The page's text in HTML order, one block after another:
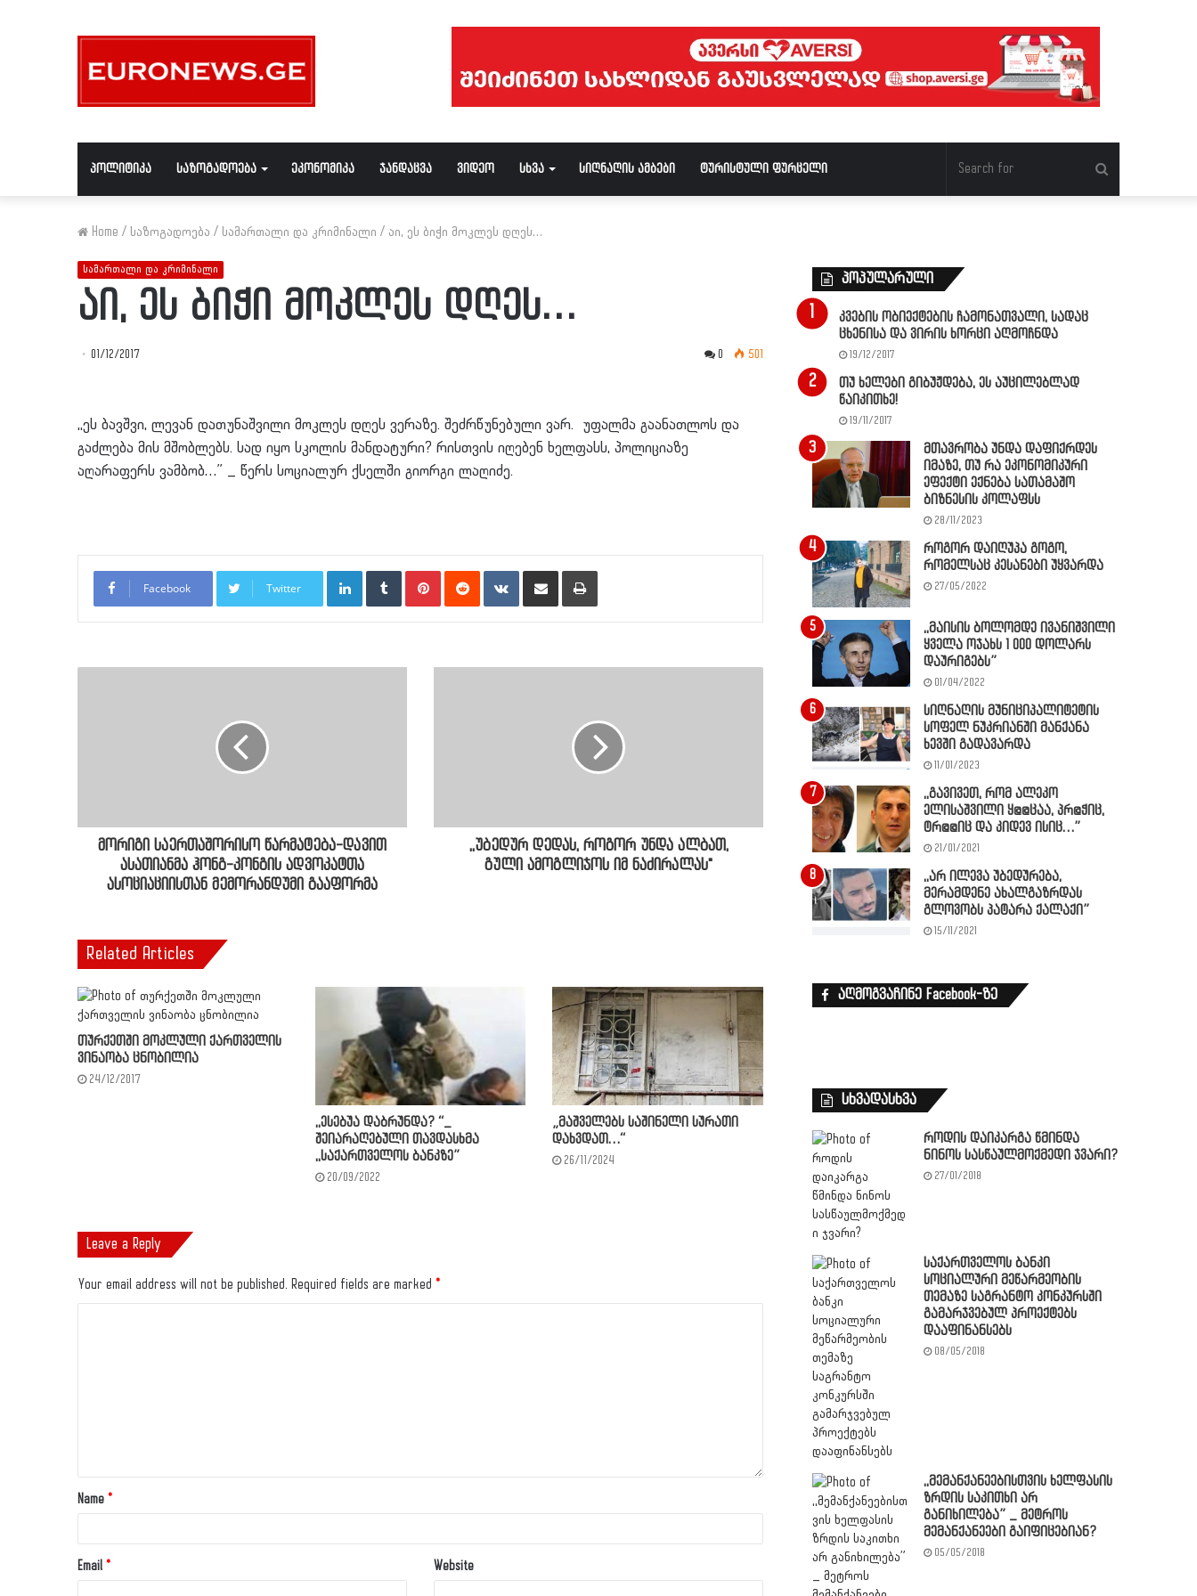
პოლიტიკა საზოგადოება ეკონომიკა ჯანდაცვა ვიდეო სხვა სიღნაღის ამბები ტურისტული ფურცელი
Home / საზოგადოება / სამართალი და კრიმინალი / აი, ეს ბიჭი მოკლეს დღეს…
სამართალი და კრიმინალი
აი, ეს ბიჭი მოკლეს დღეს…
01/12/2017 0 501
,,ეს ბავშვი, ლევან დათუნაშვილი მოკლეს დღეს ვერაზე. შეძრწუნებული ვარ. უფალმა გაანათლოს და
გაძლება მის მშობლებს. სად იყო სკოლის მანდატური? რისთვის იღებენ ხელფასს, პოლიციაზე
აღარაფერს ვამბობ…” _ წერს სოციალურ ქსელში გიორგი ლაღიძე.
Facebook Twitter
LinkedInTumblr PinterestReddit VKontakteShare via Email Print
მორიგი საერთაშორისო წარმატება-დავით
ასათიანმა ჰონგ-კონგის ადვოკატთა
ასოციაციისთან მემორანდუმი გააფორმა
,,უბედურ დედას, როგორ უნდა ალბათ,
გული ამოგლიჯოს იმ ნაძირალას"
Related Articles
თურქეთში მოკლული ქართველის
ვინაობა ცნობილია
24/12/2017
,,ესებუა დაბრუნდა? “_
შეიარაღებული თავდასხმა
,,საქართველოს ბანკზე”
20/09/2022
„მაშველებს საშინელი სურათი
დახვდათ…“
26/11/2024
Leave a Reply
Your email address will not be published. Required fields are marked *
Name *
Email * Website
პოპულარული
კვების ობიექტების ჩამონათვალი, სადაც
ცხენისა და ვირის ხორცი აღმოჩნდა
19/12/2017
თუ ხელები გიბუჟდება, ეს აუცილებლად
წაიკითხე!
19/11/2017
მთავრობა უნდა დაფიქრდეს
იმაზე, თუ რა ეკონომიკური
ეფექტი ექნება სათამაშო
ბიზნესის კოლაფსს
28/11/2023
როგორ დაიღუპა გოგო,
რომელსაც კესანები უყვარდა
27/05/2022
,,მაისის ბოლომდე ივანიშვილი
ყველა ოჯახს 1 000 დოლარს
დაურიგებს”
01/04/2022
სიღნაღის მუნიციპალიტეტის
სოფელ ნუკრიანში მანქანა
ხევში გადავარდა
11/01/2023
,,გავივეთ, რომ ალეკო
ელისაშვილი ყ@@ცაა, პრ@ჭიც,
ტრ@@იც და კიდევ ისიც…”
21/01/2021
,,არ ილევა უბედურება,
მერამდენე ახალგაზრდას
გლოვობს პატარა ქალაქი”
15/11/2021
აღმოგვაჩინე Facebook-ზე
სხვადასხვა
როდის დაიკარგა წმინდა
ნინოს სასწაულმოქმედი ჯვარი?
27/01/2018
საქართველოს ბანკი
სოციალური მეწარმეობის
თემაზე საგრანტო კონკურსში
გამარჯვებულ პროექტებს
დააფინანსებს
08/05/2018
,,მემანქანეებისთვის ხელფასის
ზრდის საკითხი არ
განიხილება” _ მეტროს
მემანქანეები გაიფიცებიან?
05/05/2018